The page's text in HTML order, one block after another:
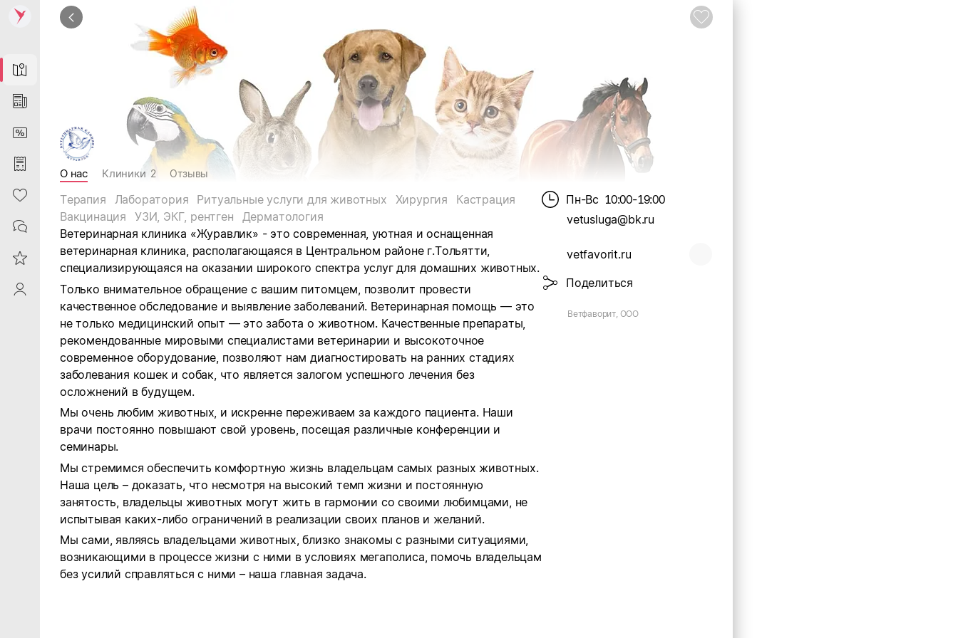
Map
News
DiscountCard
Purchases
Heart
Contacts
Reviews
ProfileSaby
О нас Клиники 2 Отзывы
Терапия Лаборатория Ритуальные услуги для животных Хирургия
Кастрация
Вакцинация
УЗИ, ЭКГ, рентген
Дерматология
Ветеринарная клиника «Журавлик» - это современная, уютная и оснащенная
ветеринарная клиника, располагающаяся в Центральном районе г.Тольятти,
специализирующаяся на оказании широкого спектра услуг для домашних животных.
Только внимательное обращение с вашим питомцем, позволит провести
качественное обследование и выявление заболеваний. Ветеринарная помощь — это
не только медицинский опыт — это забота о животном. Качественные препараты,
рекомендованные мировыми специалистами ветеринарии и высокоточное
современное оборудование, позволяют нам диагностировать на ранних стадиях
заболевания кошек и собак, что является залогом успешного лечения без
осложнений в будущем.
Мы очень любим животных, и искренне переживаем за каждого пациента. Наши
врачи постоянно повышают свой уровень, посещая различные конференции и
семинары.
Мы стремимся обеспечить комфортную жизнь владельцам самых разных животных.
Наша цель – доказать, что несмотря на высокий темп жизни и постоянную
занятость, владельцы животных могут жить в гармонии со своими любимцами, не
испытывая каких-либо ограничений в реализации своих планов и желаний.
Мы сами, являясь владельцами животных, близко знакомы с разными ситуациями,
возникающими в процессе жизни с ними в условиях мегаполиса, помочь владельцам
без усилий справляться с ними – наша главная задача.
Пн-Вс 10:00-19:00
vetusluga@bk.ru
vetfavorit.ru
Поделиться
Ветфаворит, ООО